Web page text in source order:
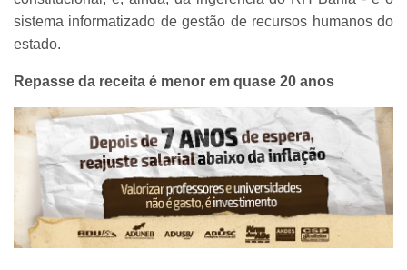
sistema informatizado de gestão de recursos humanos do
estado.
Repasse da receita é menor em quase 20 anos